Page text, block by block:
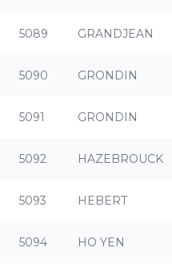
5089 GRANDJEAN
5090 GRONDIN
5091 GRONDIN
5092 HAZEBROUCK
5093 HEBERT
5094 HO YEN